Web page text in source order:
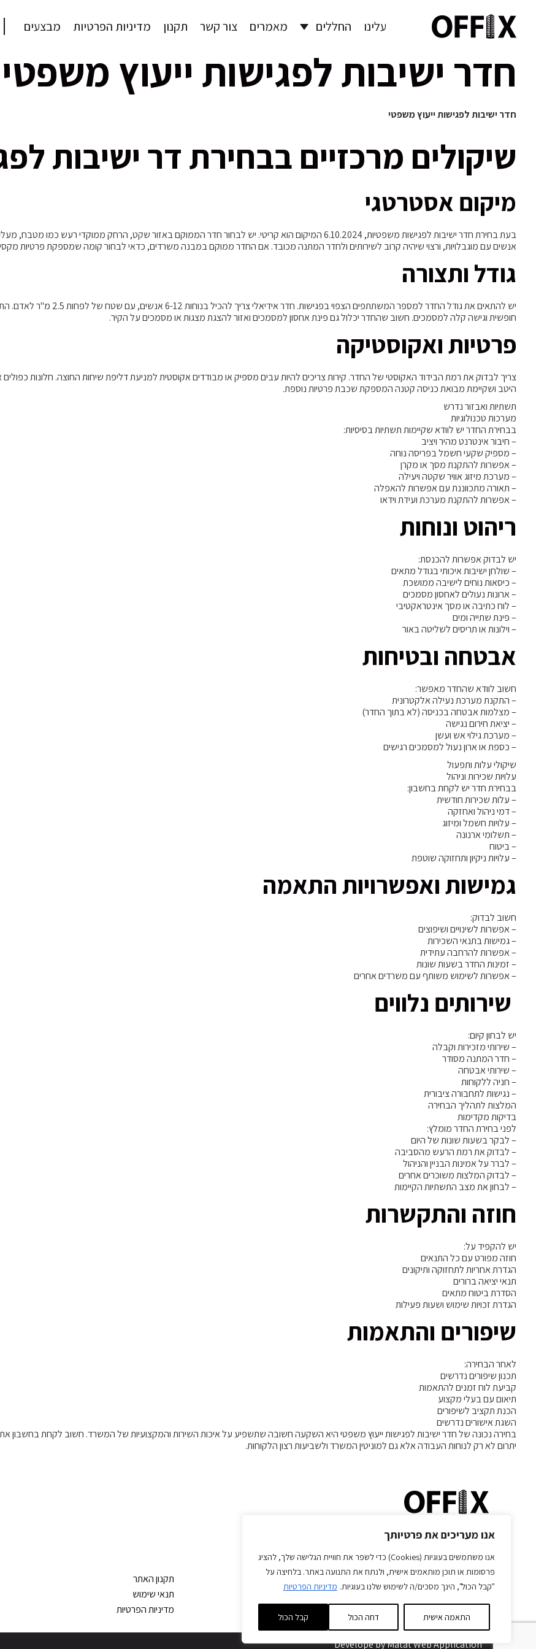
אנו מעריכים את פרטיותך
אנו משתמשים בעוגיות (Cookies) כדי לשפר את חוויית הגלישה שלך, להציג
פרסומות או תוכן מותאמים אישית, ולנתח את התנועה באתר. בלחיצה על
"קבל הכול", הינך מסכים/ה לשימוש שלנו בעוגיות. מדיניות הפרטיות
התאמה אישית דחה הכול קבל הכול
עלינו החללים מאמרים צור קשר תקנון מדיניות הפרטיות מבצעים
חדר ישיבות לפגישות ייעוץ משפטי
חדר ישיבות לפגישות ייעוץ משפטי
שיקולים מרכזיים בבחירת דר ישיבות
מיקום אסטרטגי
בעת בחירת חדר ישיבות לפגישות משפטיות, 6.10.2024 המיקום הוא קריטי. יש לבחור חדר הממוקם באזור שקט, הרחק
אנשים עם מוגבלויות, ורצוי שיהיה קרוב לשירותים ולחדר המתנה מכובד. אם החדר ממוקם במבנה משרדים, כדאי לבחור קומה שמספקת פרטיות
גודל ותצורה
יש להתאים את גודל החדר למספר
חופשית וגישה קלה למסמכים. חשוב שהחדר יכלול גם פינת אחסון למסמכים ואזור להצגת מצגות או מסמכים על הקיר.
פרטיות ואקוסטיקה
צריך לבדוק את רמת הבידוד האקוסטי של החדר. קירות צריכים להיות עבים מספיק או מבודדים אקוסטית למניעת דליפת שיחות החוצה. חלונות
היטב ושקיימת מבואת כניסה קטנה המספקת שכבת פרטיות נוספת.
תשתיות ואבזור נדרש
מערכות טכנולוגיות
בבחירת החדר יש לוודא שקיימות תשתיות בסיסיות:
– חיבור אינטרנט מהיר ויציב
– מספיק שקעי חשמל בפריסה נוחה
– אפשרות להתקנת מסך או מקרן
– מערכת מיזוג אוויר שקטה ויעילה
– תאורה מתכווננת עם אפשרות להאפלה
– אפשרות להתקנת מערכת ועידת וידאו
ריהוט ונוחות
יש לבדוק אפשרות להכנסת:
– שולחן ישיבות איכותי בגודל מתאים
– כיסאות נוחים לישיבה ממושכת
– ארונות נעולים לאחסון מסמכים
– לוח כתיבה או מסך אינטראקטיבי
– פינת שתייה ומים
– וילונות או תריסים לשליטה באור
אבטחה ובטיחות
חשוב לוודא שהחדר מאפשר:
– התקנת מערכת נעילה אלקטרונית
– מצלמות אבטחה בכניסה (לא בתוך החדר)
– יציאת חירום נגישה
– מערכת גילוי אש ועשן
– כספת או ארון נעול למסמכים רגישים
שיקולי עלות ותפעול
עלויות שכירות וניהול
בבחירת חדר יש לקחת בחשבון:
– עלות שכירות חודשית
– דמי ניהול ואחזקה
– עלויות חשמל ומיזוג
– תשלומי ארנונה
– ביטוח
– עלויות ניקיון ותחזוקה שוטפת
גמישות ואפשרויות התאמה
חשוב לבדוק:
– אפשרות לשינויים ושיפוצים
– גמישות בתנאי השכירות
– אפשרות להרחבה עתידית
– זמינות החדר בשעות שונות
– אפשרות לשימוש משותף עם משרדים אחרים
שירותים נלווים
יש לבחון קיום:
– שירותי מזכירות וקבלה
– חדר המתנה מסודר
– שירותי אבטחה
– חניה ללקוחות
– נגישות לתחבורה ציבורית
המלצות לתהליך הבחירה
בדיקות מקדימות
לפני בחירת החדר מומלץ:
– לבקר בשעות שונות של היום
– לבדוק את רמת הרעש מהסביבה
– לברר על אמינות הבניין והניהול
– לבדוק המלצות משוכרים אחרים
– לבחון את מצב התשתיות הקיימות
חוזה והתקשרות
יש להקפיד על:
חוזה מפורט עם כל התנאים
הגדרת אחריות לתחזוקה ותיקונים
תנאי יציאה ברורים
הסדרת ביטוח מתאים
הגדרת זכויות שימוש ושעות פעילות
שיפורים והתאמות
לאחר הבחירה:
תכנון שיפורים נדרשים
קביעת לוח זמנים להתאמות
תיאום עם בעלי מקצוע
הכנת תקציב לשיפורים
השגת אישורים נדרשים
בחירה נכונה של חדר ישיבות לפגישות ייעוץ משפטי היא השקעה חשובה שתשפיע על איכות השירות והמקצועיות של המשרד. חשוב לקחת
יתרום לא רק לנוחות העבודה אלא גם למוניטין המשרד ולשביעות רצון הלקוחות.
ראשון לציון הרובע
טלפון: 073-7588828
פקס:
03-9666535
שעות פעילות:
א’-ה’ 08:00-22:00
תקנון האתר
תנאי שימוש
מדיניות הפרטיות
Develope by Matat Web Application